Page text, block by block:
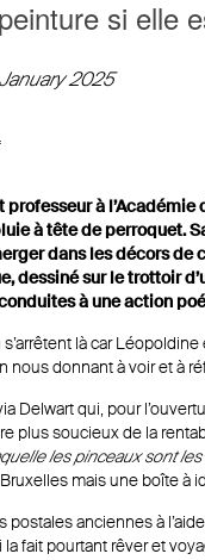
si elle
2025
on
sert
une
peinture
si
elle
est
désarmée?
à
à tête de perroquet.
dans les décors de
dessiné sur le trottoir
à une action
là car
nous donnant à voir et à
Delwart qui, pour
plus soucieux de la
les pinceaux sont les
mais une boîte
postales anciennes à
fait pourtant rêver et